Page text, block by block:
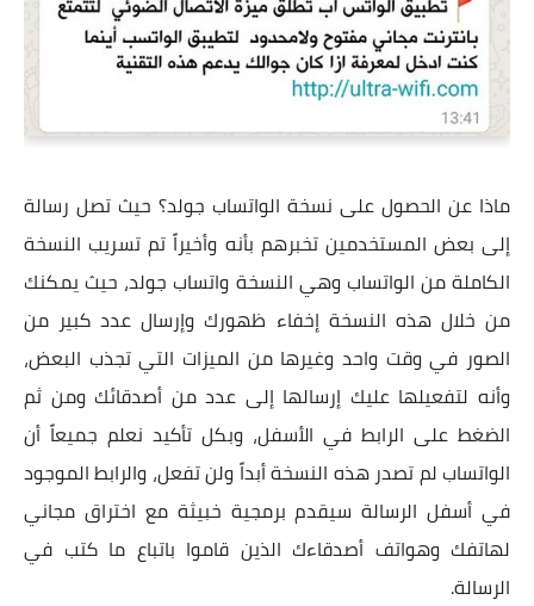
ماذا عن الحصول على نسخة الواتساب جولد؟ حيث تصل رسالة
إلى بعض المستخدمين تخبرهم بأنه وأخيراً تم تسريب النسخة
الكاملة من الواتساب وهي النسخة واتساب جولد، حيث يمكنك
من خلال هذه النسخة إخفاء ظهورك وإرسال عدد كبير من
الصور في وقت واحد وغيرها من الميزات التي تجذب البعض،
وأنه لتفعيلها عليك إرسالها إلى عدد من أصدقائك ومن ثم
الضغط على الرابط في الأسفل، وبكل تأكيد نعلم جميعاً أن
الواتساب لم تصدر هذه النسخة أبداً ولن تفعل، والرابط الموجود
في أسفل الرسالة سيقدم برمجية خبيثة مع اختراق مجاني
لهاتفك وهواتف أصدقاءك الذين قاموا باتباع ما كتب في
الرسالة.